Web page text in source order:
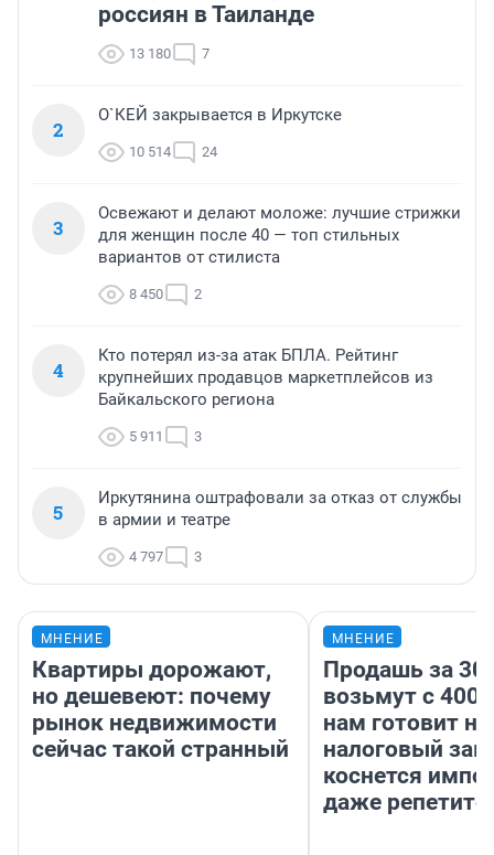
россиян в Таиланде
13 180 7
2
О`КЕЙ закрывается в Иркутске
10 514 24
3
Освежают и делают моложе: лучшие стрижки
для женщин после 40 — топ стильных
вариантов от стилиста
8 450 2
4
Кто потерял из-за атак БПЛА. Рейтинг
крупнейших продавцов маркетплейсов из
Байкальского региона
5 911 3
5
Иркутянина оштрафовали за отказ от службы
в армии и театре
4 797 3
МНЕНИЕ
Квартиры дорожают,
но дешевеют: почему
рынок недвижимости
сейчас такой странный
МНЕНИЕ
Продашь за
возьмут с
нам готовит
налоговый
коснется
даже